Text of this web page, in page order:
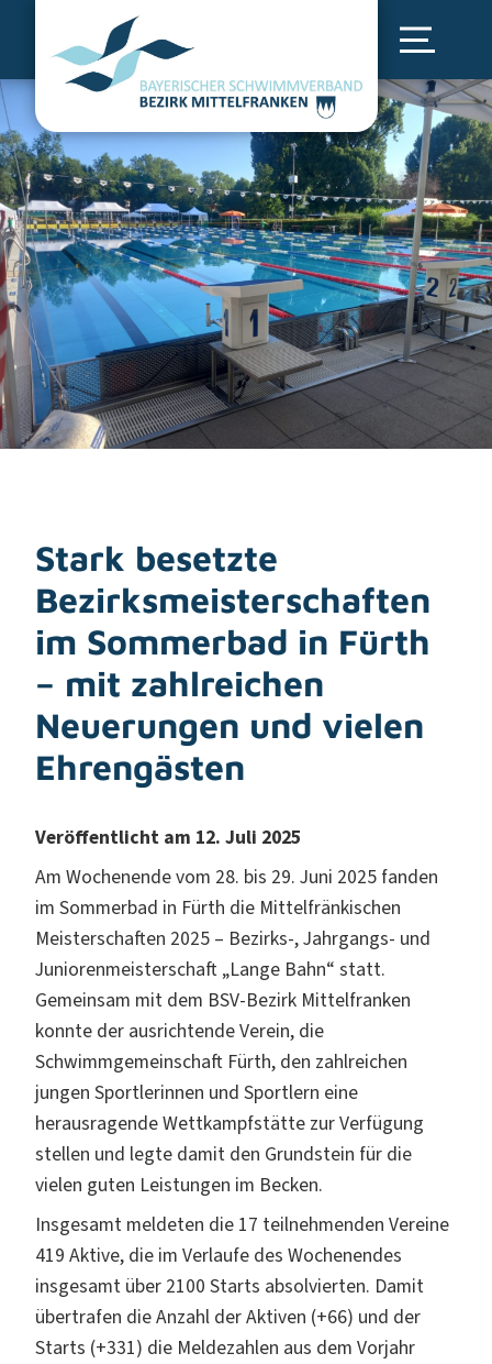
Stark besetzte
Bezirksmeisterschaften
im Sommerbad in Fürth
– mit zahlreichen
Neuerungen und vielen
Ehrengästen
Veröffentlicht am 12. Juli 2025
Am Wochenende vom 28. bis 29. Juni 2025 fanden
im Sommerbad in Fürth die Mittelfränkischen
Meisterschaften 2025 – Bezirks-, Jahrgangs- und
Juniorenmeisterschaft „Lange Bahn“ statt.
Gemeinsam mit dem BSV-Bezirk Mittelfranken
konnte der ausrichtende Verein, die
Schwimmgemeinschaft Fürth, den zahlreichen
jungen Sportlerinnen und Sportlern eine
herausragende Wettkampfstätte zur Verfügung
stellen und legte damit den Grundstein für die
vielen guten Leistungen im Becken.
Insgesamt meldeten die 17 teilnehmenden Vereine
419 Aktive, die im Verlaufe des Wochenendes
insgesamt über 2100 Starts absolvierten. Damit
übertrafen die Anzahl der Aktiven (+66) und der
Starts (+331) die Meldezahlen aus dem Vorjahr